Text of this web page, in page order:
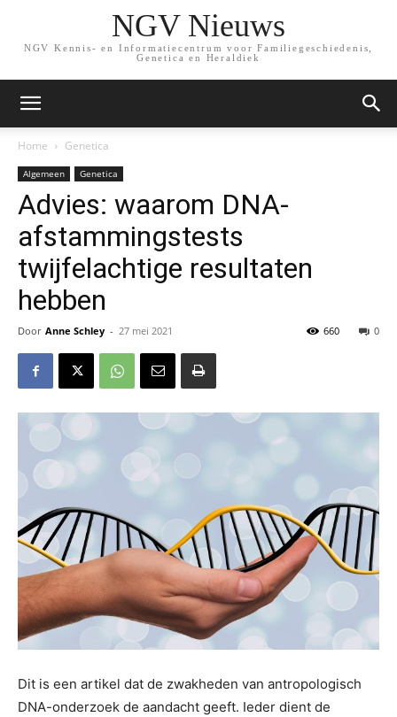
NGV Nieuws
NGV Kennis- en Informatiecentrum voor Familiegeschiedenis,
Genetica en Heraldiek
Home Genetica
Algemeen Genetica
Advies: waarom DNA-
afstammingstests
twijfelachtige resultaten
hebben
Door Anne Schley - 27 mei 2021 0
660
Dit is een artikel dat de zwakheden van antropologisch
DNA-onderzoek de aandacht geeft. Ieder dient de